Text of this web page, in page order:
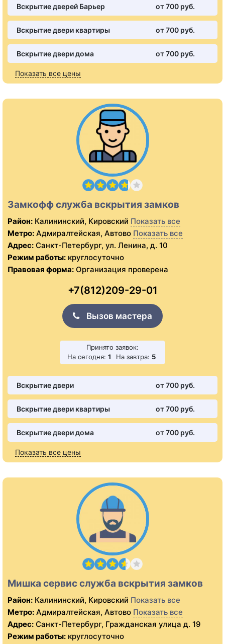
Вскрытие дверей Барьер от 700 pуб.
Вскрытие двери квартиры от 700 pуб.
Вскрытие двери дома от 700 pуб.
Показать все цены
Замкофф служба вскрытия замков
Район: Калининский, Кировский Показать все
Метро: Адмиралтейская, Автово Показать все
Адрес: Санкт-Петербург, ул. Ленина, д. 10
Режим работы: круглосуточно
Правовая форма: Организация проверена
+7(812)209-29-01
Вызов мастера
Принято заявок:
На сегодня: 1 На завтра: 5
Вскрытие двери от 700 pуб.
Вскрытие двери квартиры от 700 pуб.
Вскрытие двери дома от 700 pуб.
Показать все цены
Мишка сервис служба вскрытия замков
Район: Калининский, Кировский Показать все
Метро: Адмиралтейская, Автово Показать все
Адрес: Санкт-Петербург, Гражданская улица д. 19
Режим работы: круглосуточно